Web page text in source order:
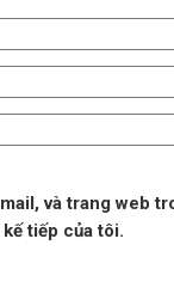
và trang web
tiếp của tôi.